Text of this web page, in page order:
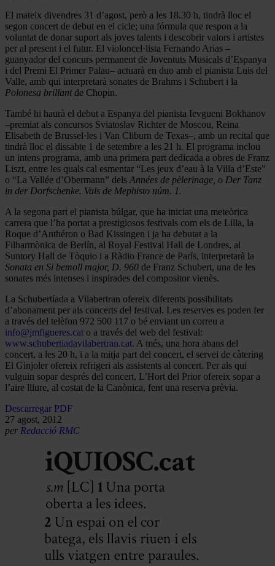
El mateix divendres 31 d’agost, però a les 18.30 h, tindrà lloc el
segon concert de debut en el cicle; una fórmula que respon a la
voluntat de donar suport als joves talents i descobrir valors i artistes
per al present i el futur. El violoncel·lista Fernando Arias –
guanyador del concurs permanent de Joventuts Musicals d’Espanya
i del Premi El Primer Palau– actuarà en duo amb el pianista Luis del
Valle, amb qui interpretarà sonates de Brahms i Schubert i la
Polonesa brillantde Chopin.
També hi haurà el debut a Espanya del pianista Ievgueni Bokhanov
–premiat als concursos Sviatoslav Richter de Moscou, Reina
Elisabeth de Brussel·les i Van Cliburn de Texas–, amb un recital que
tindrà lloc el dissabte 1 de setembre a les 21 h. El programa inclou
un intens programa, amb una primera part dedicada a obres de Franz
Liszt, entre les quals cal esmentar “Les jeux d’eau à la Villa d’Este”
o “La Vallée d’Obermann” dels Années de pèlerinage, o Der Tanz
in der Dorfschenke. Vals de Mephisto núm. 1.
A la segona part el pianista búlgar, que ha iniciat una meteòrica
carrera que l’ha portat a prestigiosos festivals com els de Lilla, la
Roque d’Anthéron o Bad Kissingen i ja ha debutat a la
Filharmònica de Berlín, al Royal Festival Hall de Londres, al
Suntory Hall de Tòquio i a Ràdio France de París, interpretarà la
Sonata en Si bemoll major, D. 960 de Franz Schubert, una de les
sonates més intenses i inspirades del compositor vienès.
La Schubertíada a Vilabertran ofereix diferents possibilitats
d’abonament per als concerts del festival. Les reserves es poden fer
a través del telèfon 972 500 117 o bé enviant un correu a
info@jmfigueres.cat o a través del web del festival:
www.schubertiadavilabertran.cat. A més, una hora abans del
concert, a les 20 h, i a la mitja part del concert, el servei de càtering
El Ginjoler ofereix refrigeri als assistents al concert. Per als qui
vulguin sopar després del concert, L’Hort del Prior ofereix sopar a
l’aire lliure, al costat de la Canònica, fent una reserva prèvia.
Descarregar PDF
27 agost, 2012
per Redacció RMC